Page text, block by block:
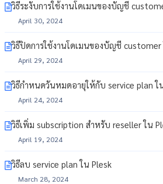
วิธีระงับการใช้งานโดเมนของบัญชี
April 30, 2024
วิธีปิดการใช้งานโดเมนของบัญชี customer
April 29, 2024
วิธีกำหนดวันหมดอายุให้กับ service plan ใ
April 24, 2024
วิธีเพิ่ม subscription สำหรับ reseller ใน
April 19, 2024
วิธีลบ service plan ใน Plesk
March 28, 2024